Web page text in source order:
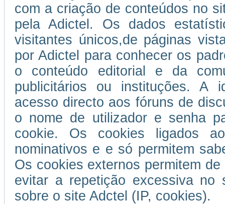
com a criação de conteúdos no
pela Adictel. Os dados
visitantes únicos,de páginas
por Adictel para conhecer os
o conteúdo editorial e da
publicitários ou instituções. A
acesso directo aos fóruns de
o nome de utilizador e senha
cookie. Os cookies ligados
nominativos e e só permitem
Os cookies externos permitem
evitar a repetição excessiva no
sobre o site Adctel (IP, cookies).